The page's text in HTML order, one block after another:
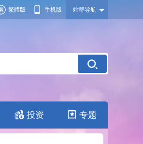
站群导航
繁體版 手机版
投资 专题